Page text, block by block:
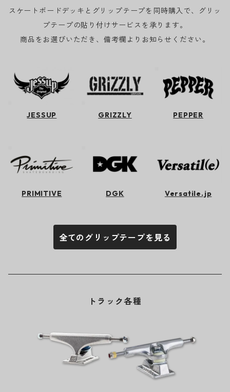
スケートボードデッキとグリップテープを同時購入で、グリッ
プテープの貼り付けサービスを承ります。
商品をお選びいただき、備考欄よりお知らせください。
JESSUP GRIZZLY PEPPER
PRIMITIVE DGK Versatile.jp
全てのグリップテープを見る
トラック各種